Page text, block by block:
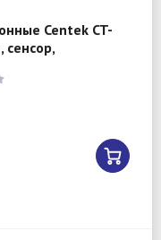
Centek CT-
сенсор,
Выкл